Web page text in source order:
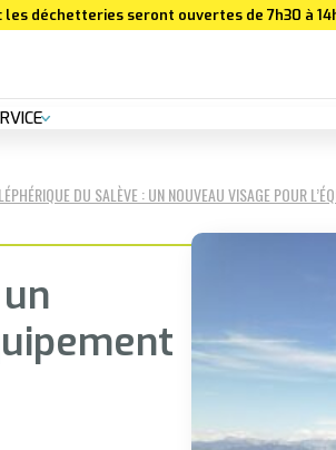
les déchetteries seront ouvertes de 7h30 à
DU SALÈVE : UN NOUVEAU VISAGE POUR